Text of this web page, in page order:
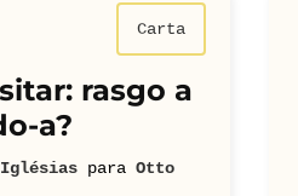
Carta
rasgo a
a?
para Otto